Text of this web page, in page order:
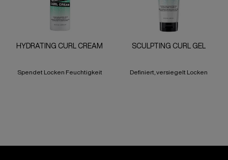
HYDRATING CURL CREAM
Spendet Locken Feuchtigkeit
SCULPTING CURL GEL
Definiert, versiegelt Locken